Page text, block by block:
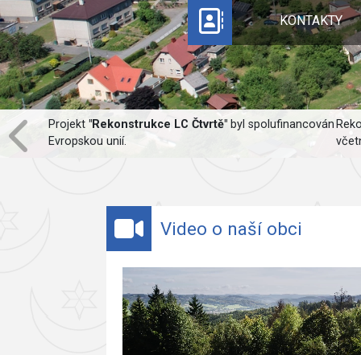
KONTAKTY
Projekt "Rekonstrukce LC Čtvrtě" byl spolufinancován
Evropskou unií.
Video o naší obci